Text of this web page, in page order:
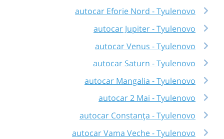
autocar Eforie Nord - Tyulenovo
autocar Jupiter - Tyulenovo
autocar Venus - Tyulenovo
autocar Saturn - Tyulenovo
autocar Mangalia - Tyulenovo
autocar 2 Mai - Tyulenovo
autocar Constanța - Tyulenovo
autocar Vama Veche - Tyulenovo